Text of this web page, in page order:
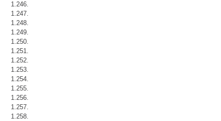
1.246.
1.247.
1.248.
1.249.
1.250.
1.251.
1.252.
1.253.
1.254.
1.255.
1.256.
1.257.
1.258.